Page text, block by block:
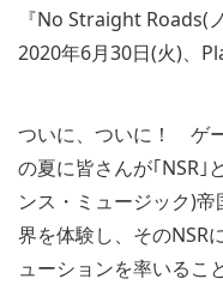
『No Straight Roads(
2020年6月30日(火)、
ついに、ついに！ ゲ
の夏に皆さんが｢NSR｣
ンス・ミュージック)
界を体験し、そのNSR
ューションを率いるこ